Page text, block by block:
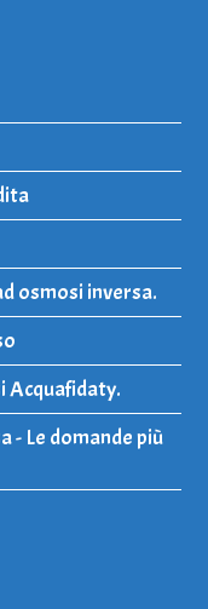
osmosi inversa.
Acquafidaty.
- Le domande più